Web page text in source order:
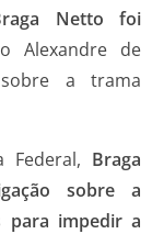
Netto foi
Alexandre de
a trama
Federal, Braga
sobre a
para impedir a